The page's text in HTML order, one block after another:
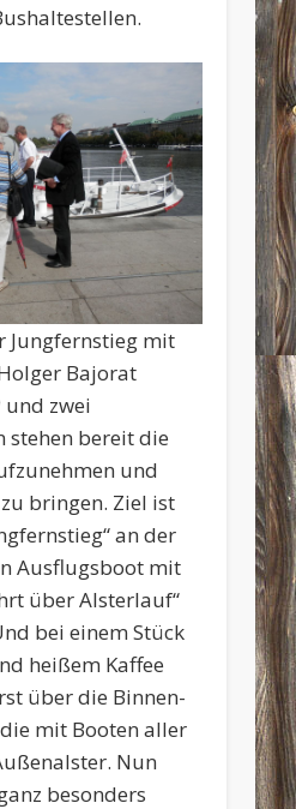
Jungfernstieg mit
Bajorat
und zwei
stehen bereit die
und
bringen. Ziel ist
an der
Ausflugsboot mit
über Alsterlauf“
bei einem Stück
heißem Kaffee
über die Binnen-
mit Booten aller
Nun
besonders